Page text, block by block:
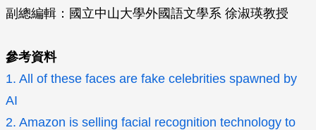
副總編輯：國立中山大學外國語文學系 徐淑瑛教授
參考資料
1. All of these faces are fake celebrities spawned by
AI
2. Amazon is selling facial recognition technology to